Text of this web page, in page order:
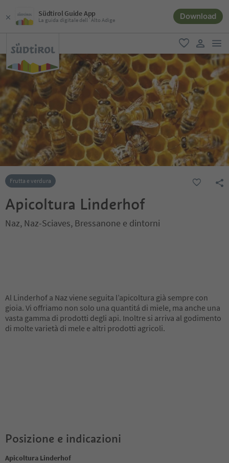
Südtirol Guide App
La guida digitale dell´Alto Adige Download
favoriti
user link
Frutta e verdura
Apicoltura Linderhof
Naz, Naz-Sciaves, Bressanone e dintorni
Al Linderhof a Naz viene seguita l’apicoltura già sempre con
gioia. Vi offriamo non solo una quantitá di miele, ma anche una
vasta gamma di prodotti degli api. Inoltre si arriva al godimento
di molte varietà di mele e altri prodotti agricoli.
Posizione e indicazioni
Apicoltura Linderhof